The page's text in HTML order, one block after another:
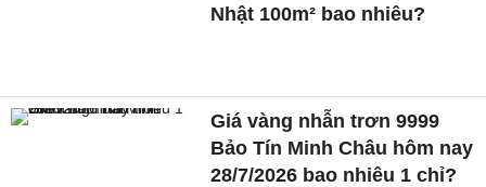
Nhật 100m² bao nhiêu?
Giá vàng nhẫn trơn 9999
Bảo Tín Minh Châu hôm nay
28/7/2026 bao nhiêu 1 chỉ?